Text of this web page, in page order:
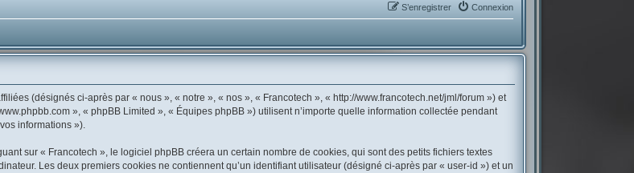
Connexion
S’enregistrer
(désignés ci-après par « nous », « notre », « nos », « Francotech », « http://www.francotech.net/jml/forum ») et
», « phpBB Limited », « Équipes phpBB ») utilisent n’importe quelle information collectée pendant
informations »).
sur « Francotech », le logiciel phpBB créera un certain nombre de cookies, qui sont des petits fichiers textes
Les deux premiers cookies ne contiennent qu’un identifiant utilisateur (désigné ci-après par « user-id ») et un